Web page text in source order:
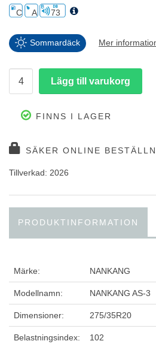
C A 73
Sommardäck Mer
FINNS I LAGER
SÄKER ONLINE
Tillverkad: 2026
PRODUKTINFORMATION
Märke: NANKANG
Modellnamn: NANKANG AS-3
Dimensioner: 275/35R20
Belastningsindex: 102